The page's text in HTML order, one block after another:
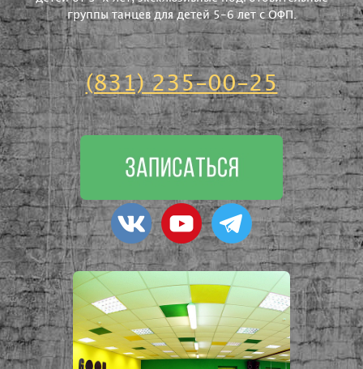
группы танцев для детей 5-6 лет с ОФП.
(831) 235-00-25